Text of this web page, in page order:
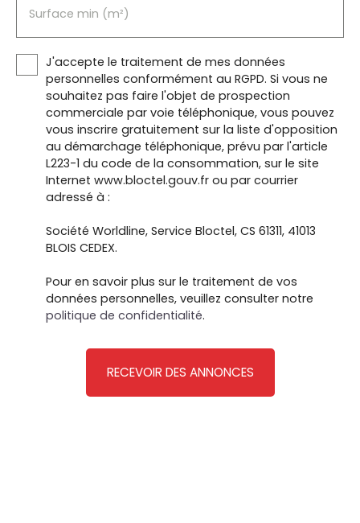
Surface min (m²)
J'accepte le traitement de mes données
personnelles conformément au RGPD. Si vous ne
souhaitez pas faire l'objet de prospection
commerciale par voie téléphonique, vous pouvez
vous inscrire gratuitement sur la liste d'opposition
au démarchage téléphonique, prévu par l'article
L223-1 du code de la consommation, sur le site
Internet www.bloctel.gouv.fr ou par courrier
adressé à :
Société Worldline, Service Bloctel, CS 61311, 41013
BLOIS CEDEX.
Pour en savoir plus sur le traitement de vos
données personnelles, veuillez consulter notre
politique de confidentialité.
RECEVOIR DES ANNONCES